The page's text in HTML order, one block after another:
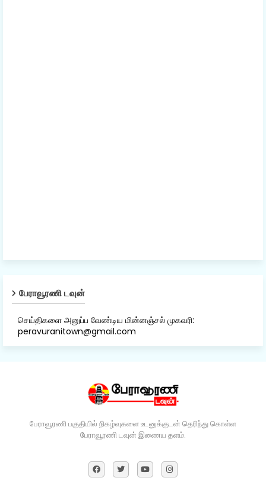
பேராவூரணி டவுன்
செய்திகளை அனுப்ப வேண்டிய மின்னஞ்சல் முகவரி:
peravuranitown@gmail.com
பேராவூரணி பகுதியில் நிகழ்வுகளை உடனுக்குடன் தெரிந்து கொள்ள
பேராவூரணி டவுன் இணைய தளம்.